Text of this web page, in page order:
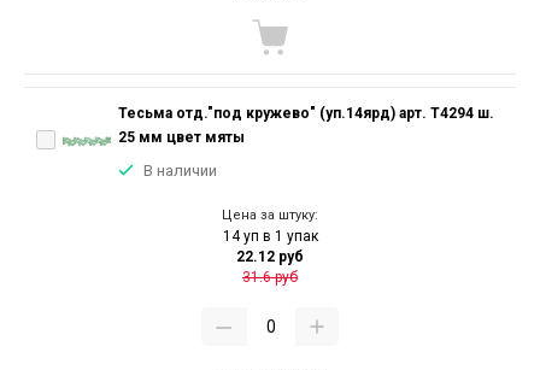
Тесьма отд."под кружево" (уп.14ярд) арт. T4294 ш.
25 мм цвет мяты
В наличии
Цена за штуку:
14 уп в 1 упак
22.12 руб
31.6 руб